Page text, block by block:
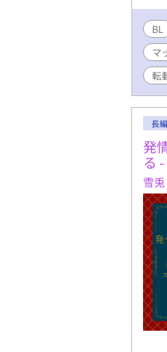
BL
マ
転
長編
発
る -
雪兎